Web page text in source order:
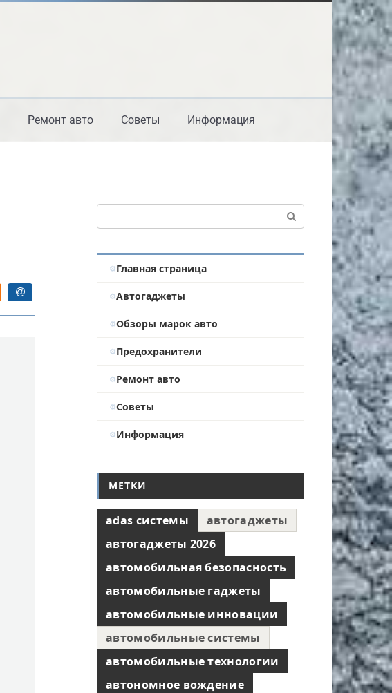
Ремонт авто Советы Информация
Главная страница
Автогаджеты
Обзоры марок авто
Предохранители
Ремонт авто
Советы
Информация
МЕТКИ
adas системы
автогаджеты
автогаджеты 2026
автомобильная безопасность
автомобильные гаджеты
автомобильные инновации
автомобильные системы
автомобильные технологии
автономное вождение